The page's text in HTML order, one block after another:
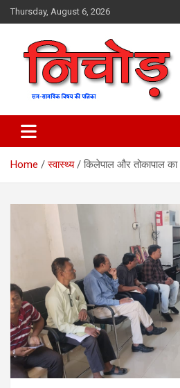
Skip
to
Thursday, August 6, 2026
Nichod
Home स्वास्थ्य किलेपाल और तोकापाल